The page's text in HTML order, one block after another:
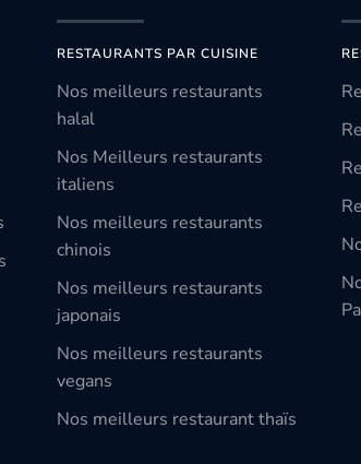
RESTAURANTS PAR CUISINE
Nos meilleurs restaurants
halal
Nos Meilleurs restaurants
italiens
Nos meilleurs restaurants
chinois
Nos meilleurs restaurants
japonais
Nos meilleurs restaurants
vegans
Nos meilleurs restaurant thaïs